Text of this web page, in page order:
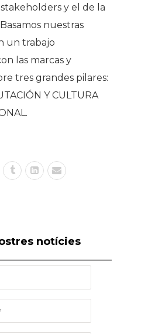
y el de la
nuestras
un trabajo
las marcas y
tres grandes pilares:
Y CULTURA
notícies